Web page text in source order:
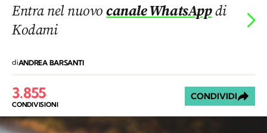
Entra nel nuovocanale WhatsAppdi
Kodami
diANDREA BARSANTI
3.855
CONDIVISIONI
CONDIVIDI